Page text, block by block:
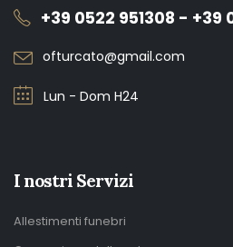
+39 0522 951308 - +39
ofturcato@gmail.com
Lun - Dom H24
I nostri Servizi
Allestimenti funebri